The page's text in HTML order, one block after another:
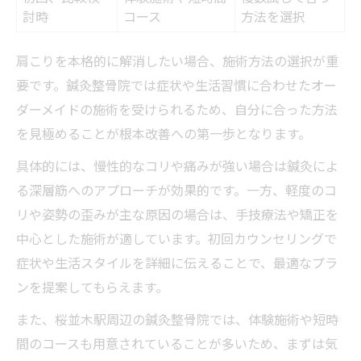
討時
コース
方法を選択
肩こりを本格的に解消したい場合、施術方法の選択が重
要です。鍼灸整骨院では症状や生活習慣に合わせたオー
ダーメイドの施術を受けられるため、自分に合った方法
を見極めることが根本改善への第一歩となります。
具体的には、慢性的なコリや痛みが強い場合は鍼灸によ
る深層筋へのアプローチが効果的です。一方、軽度のコ
リや姿勢の歪みが主な原因の場合は、手技療法や矯正を
中心とした施術が適しています。初回カウンセリングで
症状や生活スタイルを詳細に伝えることで、最適なプラ
ンを提案してもらえます。
また、桜並木駅周辺の鍼灸整骨院では、体験施術や短時
間のコースも用意されていることが多いため、まずは気